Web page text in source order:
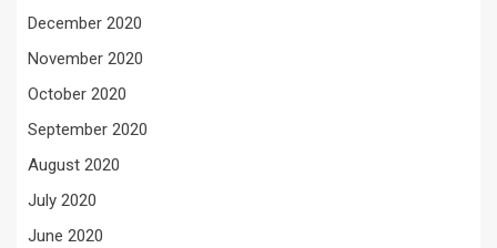
December 2020
November 2020
October 2020
September 2020
August 2020
July 2020
June 2020